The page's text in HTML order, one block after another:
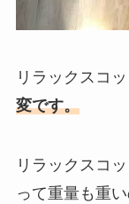
リラックスコッ
変です。
リラックスコ
って重量も重